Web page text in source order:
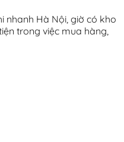
nhanh Hà Nội, giờ có kho
trong việc mua hàng,